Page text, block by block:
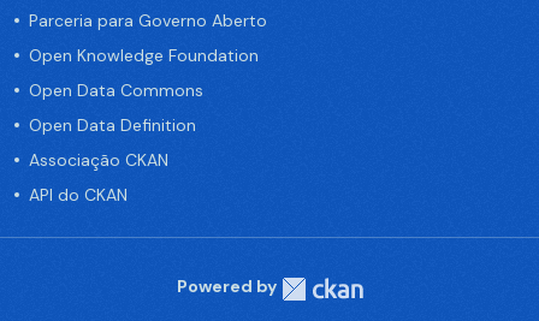
Parceria para Governo Aberto
Open Knowledge Foundation
Open Data Commons
Open Data Definition
Associação CKAN
API do CKAN
Powered by